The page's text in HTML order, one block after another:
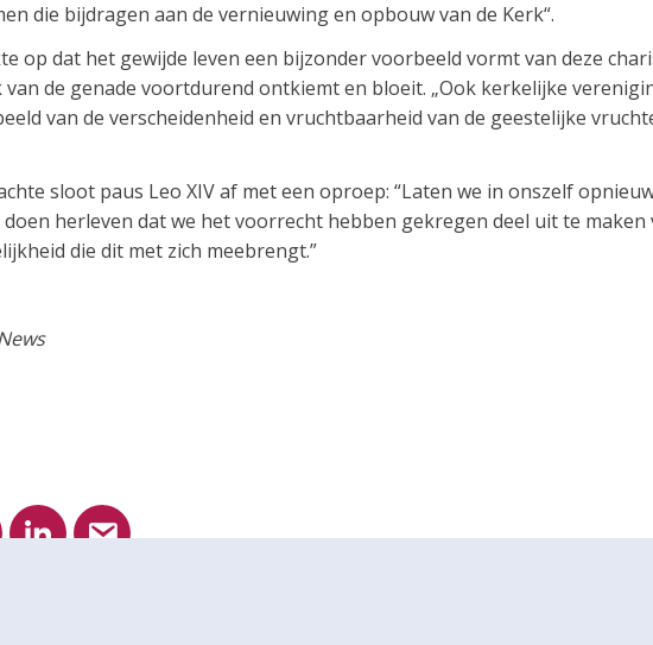
die bijdragen aan de vernieuwing en opbouw van de Kerk“.
op dat het gewijde leven een bijzonder voorbeeld vormt van deze
de genade voortdurend ontkiemt en bloeit. „Ook kerkelijke
van de verscheidenheid en vruchtbaarheid van de geestelijke
sloot paus Leo XIV af met een oproep: “Laten we in onszelf
herleven dat we het voorrecht hebben gekregen deel uit te maken
die dit met zich meebrengt.”